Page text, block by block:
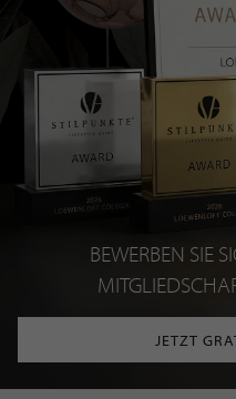
BEWERBEN SIE
JETZT